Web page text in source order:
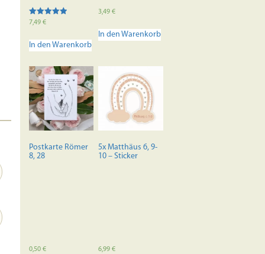
Bewertet mit
7,49 €
In den Warenkorb
3,49€
In den Warenkorb
Postkarte Römer
8, 28
0,50 €
5x Matthäus 6, 9-
10 – Sticker
6,99€